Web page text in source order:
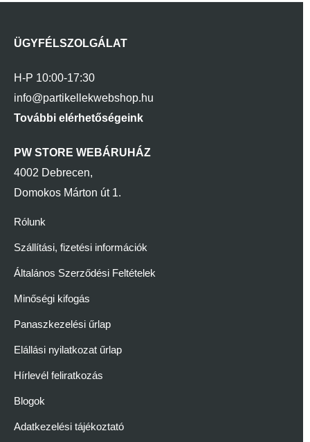
ÜGYFÉLSZOLGÁLAT
H-P 10:00-17:30
info@partikellekwebshop.hu
További elérhetőségeink
PW STORE WEBÁRUHÁZ
4002 Debrecen,
Domokos Márton út 1.
Rólunk
Szállítási, fizetési információk
Általános Szerződési Feltételek
Minőségi kifogás
Panaszkezelési űrlap
Elállási nyilatkozat űrlap
Hírlevél feliratkozás
Blogok
Adatkezelési tájékoztató